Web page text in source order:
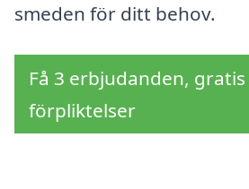
smeden för ditt behov.
Få 3 erbjudanden,
förpliktelser